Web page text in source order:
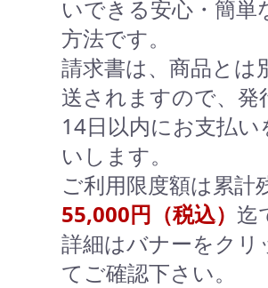
いできる安心・簡単
方法です。
請求書は、商品とは
送されますので、発
14日以内にお支払い
いします。
ご利用限度額は累計
55,000円（税込） 迄
詳細はバナーをクリ
てご確認下さい。